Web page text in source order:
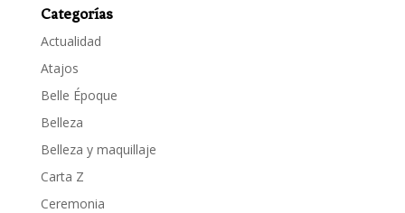
Categorías
Actualidad
Atajos
Belle Époque
Belleza
Belleza y maquillaje
Carta Z
Ceremonia